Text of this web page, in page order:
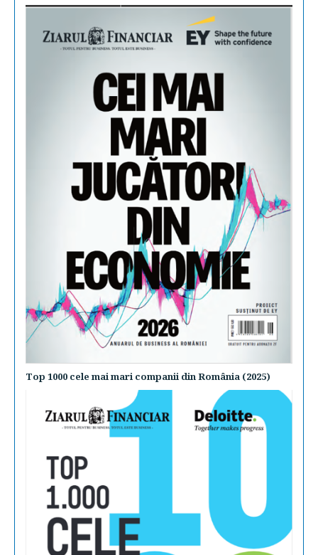
Top 1000 cele mai mari companii din România (2025)